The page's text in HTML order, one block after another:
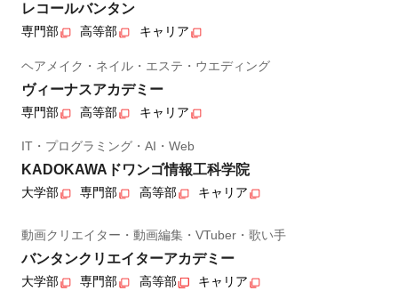
レコールバンタン
専門部 高等部 キャリア
ヘアメイク・ネイル・エステ・ウエディング
ヴィーナスアカデミー
専門部 高等部 キャリア
IT・プログラミング・AI・Web
KADOKAWAドワンゴ情報工科学院
大学部 専門部 高等部 キャリア
動画クリエイター・動画編集・VTuber・歌い手
バンタンクリエイターアカデミー
大学部 専門部 高等部 キャリア